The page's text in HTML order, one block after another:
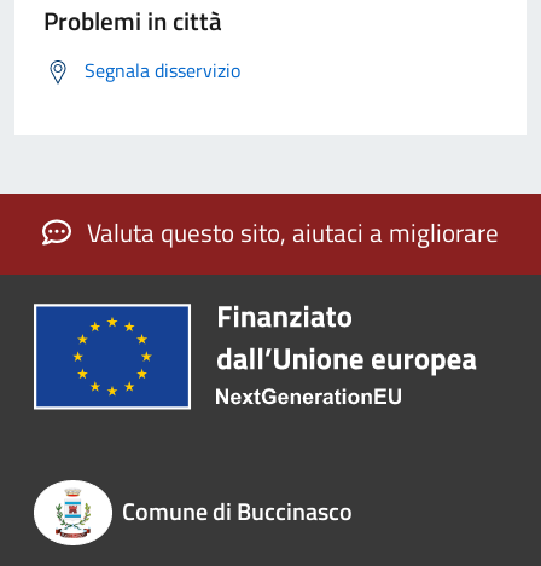
Problemi in città
Segnala disservizio
Valuta questo sito, aiutaci a migliorare
Comune di Buccinasco